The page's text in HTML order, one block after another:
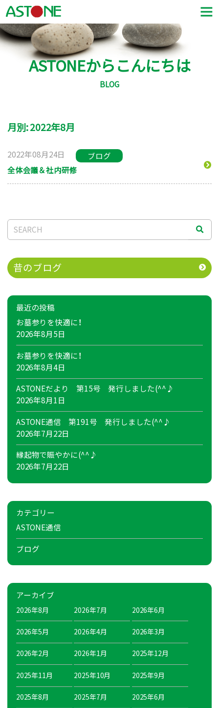
ASTONEからこんにちは
BLOG
月別: 2022年8月
2022年08月24日
ブログ
全体会議＆社内研修
昔のブログ
最近の投稿
お墓参りを快適に！
2026年8月5日
お墓参りを快適に！
2026年8月4日
ASTONEだより 第15号 発行しました(^^♪
2026年8月1日
ASTONE通信 第191号 発行しました(^^♪
2026年7月22日
縁起物で賑やかに(^^♪
2026年7月22日
カテゴリー
ASTONE通信
ブログ
アーカイブ
2026年8月 2026年7月 2026年6月
2026年5月 2026年4月 2026年3月
2026年2月 2026年1月 2025年12月
2025年11月 2025年10月 2025年9月
2025年8月 2025年7月 2025年6月